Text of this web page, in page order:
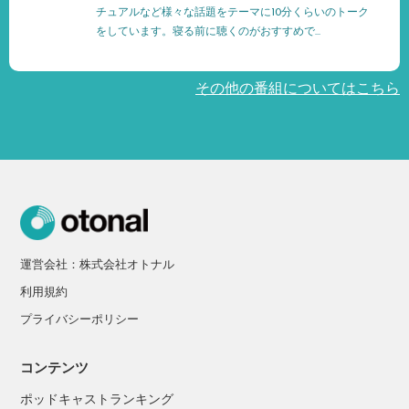
チュアルなど様々な話題をテーマに10分くらいのトーク
をしています。寝る前に聴くのがおすすめで...
その他の番組についてはこちら
運営会社：株式会社オトナル
利用規約
プライバシーポリシー
コンテンツ
ポッドキャストランキング